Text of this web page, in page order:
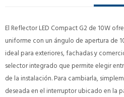
El Reflector LED Compact G2 de 10W
uniforme con un ángulo de apertura de
ideal para exteriores, fachadas y
selector integrado que permite elegir
de la instalación. Para cambiarla,
deseada en el interruptor ubicado en la